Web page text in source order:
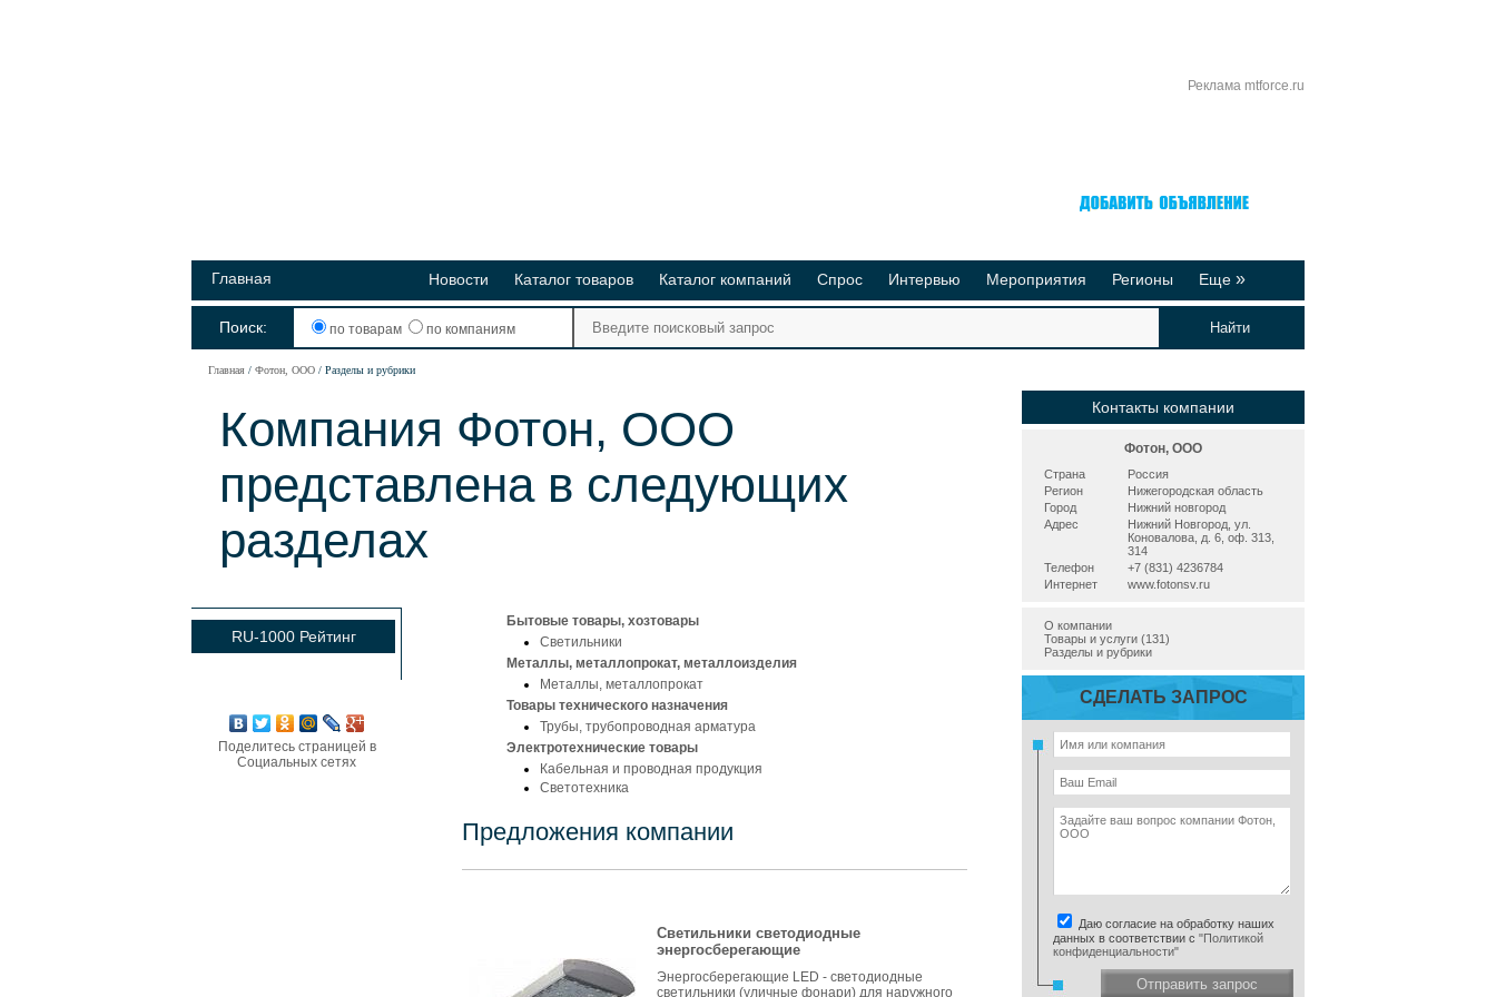
Реклама mtforce.ru
Главная Новости Каталог товаров Каталог компаний Спрос Интервью Мероприятия Регионы Еще »
Реклама на сайте
Поиск: по товарам по компаниям
Главная Фотон, ООО Разделы и рубрики
Компания Фотон, ООО
представлена в следующих
разделах
RU-1000 Рейтинг
Поделитесь страницей в
Социальных сетях
Бытовые товары, хозтовары
Светильники
Металлы, металлопрокат, металлоизделия
Металлы, металлопрокат
Товары технического назначения
Трубы, трубопроводная арматура
Электротехнические товары
Кабельная и проводная продукция
Светотехника
Предложения компании
Светильники светодиодные
энергосберегающие
Энергосберегающие LED - светодиодные
светильники (уличные фонари) для наружного
Контакты компании
Фотон, ООО
Страна
Россия
Регион
Нижегородская область
Город
Нижний новгород
Адрес
Нижний Новгород, ул.
Коновалова, д. 6, оф. 313,
314
Телефон
+7 (831) 4236784
Интернет
www.fotonsv.ru
О компании
Товары и услуги (131)
Разделы и рубрики
СДЕЛАТЬ ЗАПРОС
Даю согласие на обработку наших
данных в соответствии с "Политикой
конфиденциальности"
Отправить запрос